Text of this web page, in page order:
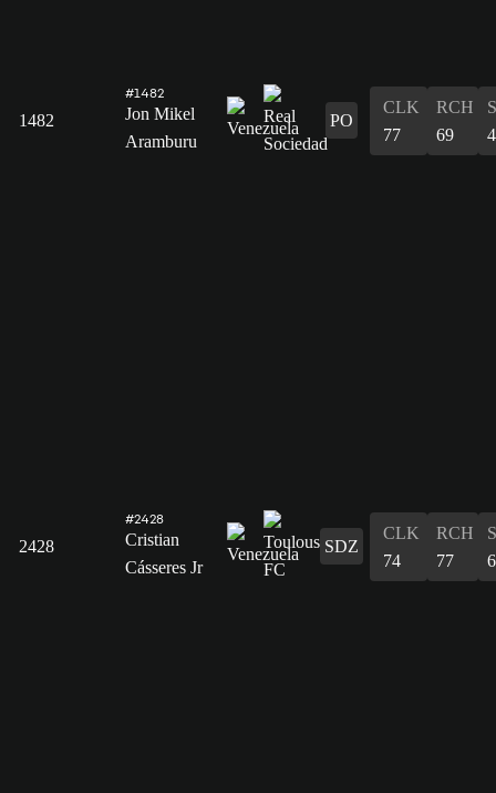
1482
#1482
Jon Mikel
Aramburu
PO
CLK
77
RCH
69
2428
#2428
Cristian
Cásseres Jr
SDZ
CLK
74
RCH
77